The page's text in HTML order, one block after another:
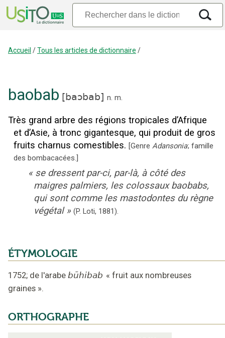
Accueil /Tous les articles de dictionnaire /
baobab [baɔbab] n. m.
Très grand arbre des régions tropicales d’Afrique
et d’Asie, à tronc gigantesque, qui produit de gros
fruits charnus comestibles. [Genre Adansonia; famille
des bombacacées.]
« se dressent par-ci, par-là, à côté des
maigres palmiers, les colossaux baobabs,
qui sont comme les mastodontes du règne
végétal » (P. Loti, 1881).
ÉTYMOLOGIE
1752; de l'arabe būhibab « fruit aux nombreuses
graines ».
ORTHOGRAPHE